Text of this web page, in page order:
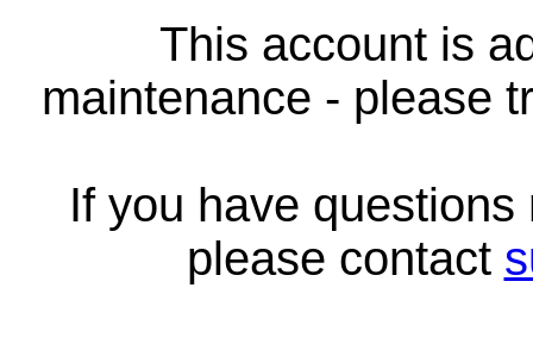
This account is
maintenance - please
If you have
please contact